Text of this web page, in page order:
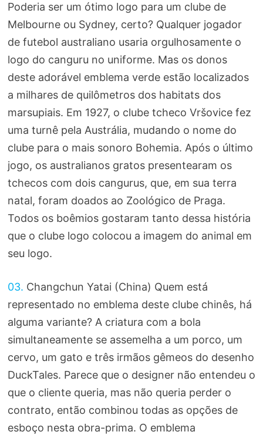
Poderia ser um ótimo logo para um clube de
Melbourne ou Sydney, certo? Qualquer jogador
de futebol australiano usaria orgulhosamente o
logo do canguru no uniforme. Mas os donos
deste adorável emblema verde estão localizados
a milhares de quilômetros dos habitats dos
marsupiais. Em 1927, o clube tcheco Vršovice fez
uma turnê pela Austrália, mudando o nome do
clube para o mais sonoro Bohemia. Após o último
jogo, os australianos gratos presentearam os
tchecos com dois cangurus, que, em sua terra
natal, foram doados ao Zoológico de Praga.
Todos os boêmios gostaram tanto dessa história
que o clube logo colocou a imagem do animal em
seu logo.
03. Changchun Yatai (China) Quem está
representado no emblema deste clube chinês, há
alguma variante? A criatura com a bola
simultaneamente se assemelha a um porco, um
cervo, um gato e três irmãos gêmeos do desenho
DuckTales. Parece que o designer não entendeu o
que o cliente queria, mas não queria perder o
contrato, então combinou todas as opções de
esboço nesta obra-prima. O emblema